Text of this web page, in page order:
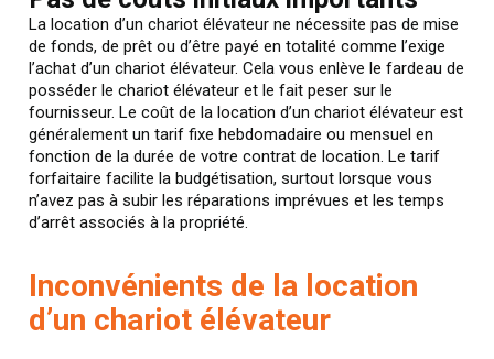
La location d’un chariot élévateur ne nécessite pas de mise
de fonds, de prêt ou d’être payé en totalité comme l’exige
l’achat d’un chariot élévateur. Cela vous enlève le fardeau de
posséder le chariot élévateur et le fait peser sur le
fournisseur. Le coût de la location d’un chariot élévateur est
généralement un tarif fixe hebdomadaire ou mensuel en
fonction de la durée de votre contrat de location. Le tarif
forfaitaire facilite la budgétisation, surtout lorsque vous
n’avez pas à subir les réparations imprévues et les temps
d’arrêt associés à la propriété.
Inconvénients de la location
d’un chariot élévateur